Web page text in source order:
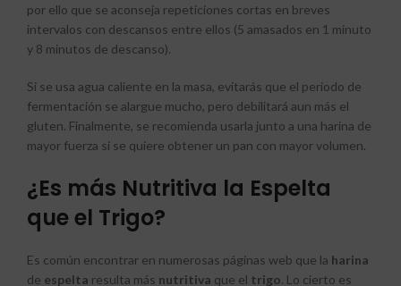
por ello que se aconseja repeticiones cortas en breves
intervalos con descansos entre ellos (5 amasados en 1 minuto
y 8 minutos de descanso).
Si se usa agua caliente en la masa, evitarás que el periodo de
fermentación se alargue mucho, pero debilitará aun más el
gluten. Finalmente, se recomienda usarla junto a una harina de
mayor fuerza si se quiere obtener un pan con mayor volumen.
¿Es más Nutritiva la Espelta
que el Trigo?
Es común encontrar en numerosas páginas web que la harina
de espelta resulta más nutritiva que el trigo. Lo cierto es